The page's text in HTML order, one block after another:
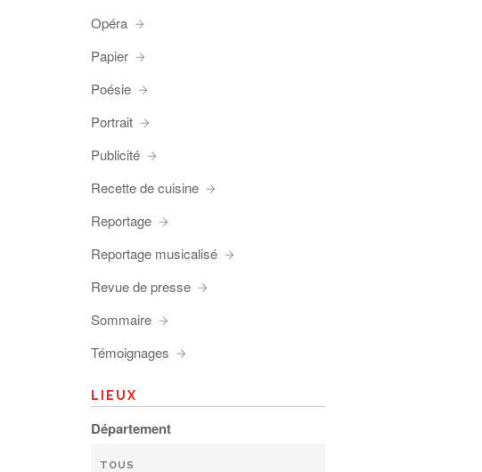
Opéra
Papier
Poésie
Portrait
Publicité
Recette de cuisine
Reportage
Reportage musicalisé
Revue de presse
Sommaire
Témoignages
LIEUX
Département